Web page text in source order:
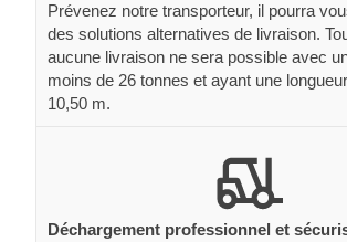
Prévenez notre transporteur, il pourra
des solutions alternatives de livraison.
aucune livraison ne sera possible avec
moins de 26 tonnes et ayant une
10,50 m.
Déchargement professionnel et